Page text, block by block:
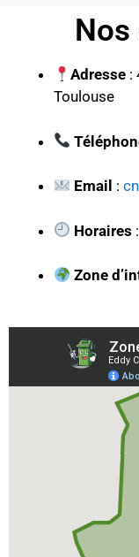
Adresse :
Toulouse
Email :
Horaires
Zone